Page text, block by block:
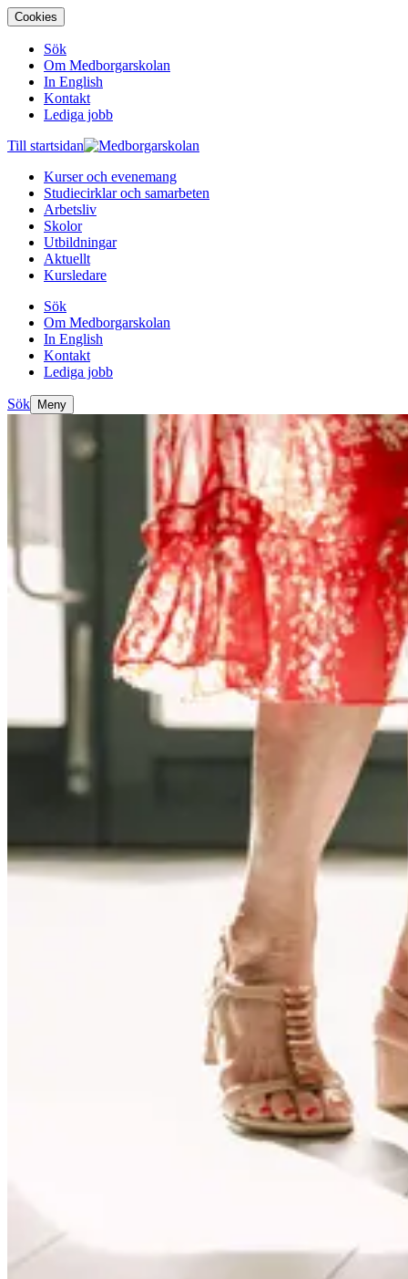
Cookies
Sök
Om Medborgarskolan
In English
Kontakt
Lediga jobb
Till startsidan
Kurser och evenemang
Studiecirklar och samarbeten
Arbetsliv
Skolor
Utbildningar
Aktuellt
Kursledare
Sök
Om Medborgarskolan
In English
Kontakt
Lediga jobb
Sök Meny